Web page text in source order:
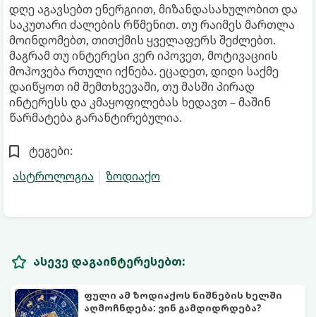
დღე აგავსებთ ენერგიით, მიზანდასახულობით და
საკუთარი ძალების რწმენით. თუ რაიმეს მართლა
მოინდომებთ, თითქმის ყველაფერს შეძლებთ.
მაგრამ თუ ინტერესი ვერ იპოვეთ, მოტივაციის
მოპოვება რთული იქნება. ეცადეთ, დიდი საქმე
დაიწყოთ იმ შემთხვევაში, თუ მასში პირად
ინტერესს და კმაყოფილებას ხედავთ – მაშინ
წარმატება გარანტირებულია.
ტეგები:
ასტროლოგია
ზოდიაქო
ასევე დაგაინტერესებთ:
ფული ამ ზოდიაქოს ნიშნების ხელში
აღმოჩნდება: ვინ გამდიდრდება?